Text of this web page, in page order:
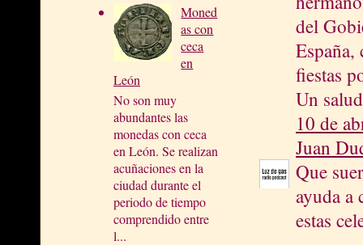
Moned
as con
ceca
en
León
No son muy
abundantes las
monedas con ceca
en León. Se realizan
acuñaciones en la
ciudad durante el
periodo de tiempo
comprendido entre
l...
del
España,
fiestas
Un
10 de
Juan
Que
ayuda a
estas